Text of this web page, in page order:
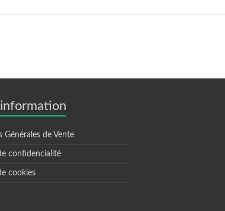
Générales de Vente
confidencialité
cookies